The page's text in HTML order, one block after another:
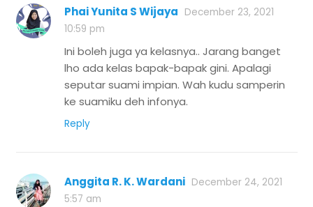
Phai Yunita S Wijaya December 23, 2021
10:59 pm
Ini boleh juga ya kelasnya.. Jarang banget
lho ada kelas bapak-bapak gini. Apalagi
seputar suami impian. Wah kudu samperin
ke suamiku deh infonya.
Reply
Anggita R. K. Wardani December 24, 2021
5:57 am